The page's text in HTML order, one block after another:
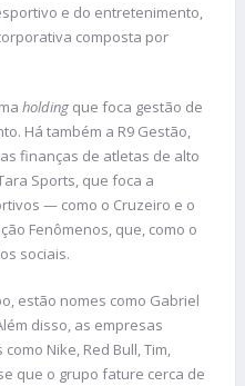
e do entretenimento,
composta por
holding que foca gestão de
Há também a R9 Gestão,
finanças de atletas de alto
Sports, que foca a
— como o Cruzeiro e o
Fenômenos, que, como o
sociais.
estão nomes como Gabriel
disso, as empresas
Nike, Red Bull, Tim,
que o grupo fature cerca de